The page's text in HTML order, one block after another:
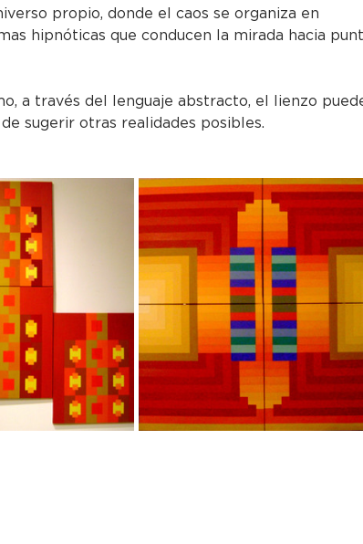
propio, donde el caos se organiza en
hipnóticas que conducen la mirada hacia
a través del lenguaje abstracto, el lienzo
sugerir otras realidades posibles.